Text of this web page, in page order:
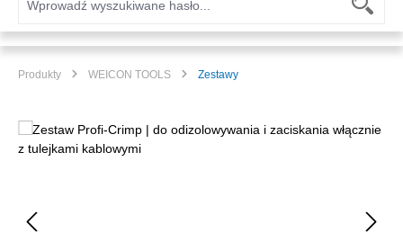
Produkty WEICON TOOLS Zestawy
Pomiń galerię zdjęć